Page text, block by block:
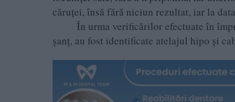
căruţei, însă fără niciun rezultat, iar la
În urma verificărilor efectuate în
şanţ, au fost identificate atelajul hipo şi